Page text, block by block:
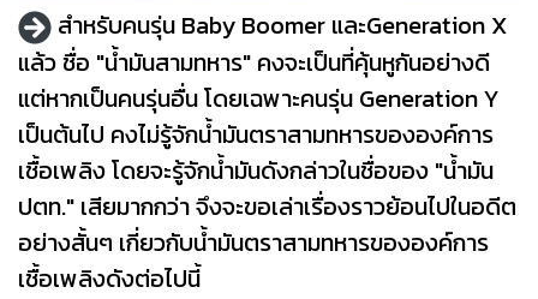
สำหรับคนรุ่น Baby Boomer และGeneration X
แล้ว ชื่อ "น้ำมันสามทหาร" คงจะเป็นที่คุ้นหูกันอย่างดี
แต่หากเป็นคนรุ่นอื่น โดยเฉพาะคนรุ่น Generation Y
เป็นต้นไป คงไม่รู้จักน้ำมันตราสามทหารขององค์การ
เชื้อเพลิง โดยจะรู้จักน้ำมันดังกล่าวในชื่อของ "น้ำมัน
ปตท." เสียมากกว่า จึงจะขอเล่าเรื่องราวย้อนไปในอดีต
อย่างสั้นๆ เกี่ยวกับน้ำมันตราสามทหารขององค์การ
เชื้อเพลิงดังต่อไปนี้